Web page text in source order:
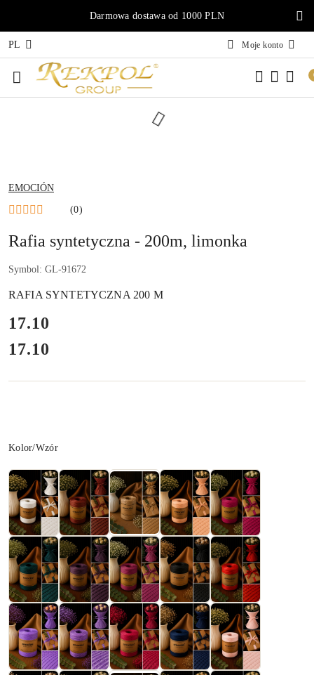
Przejdź do treści głównej
Przejdź do wyszukiwarki
Przejdź do moje konto
Przejdź do menu głównego
Przejdź do opisu produktu
Przejdź do stopkiDarmowa dostawa od 1000 PLN
PL Moje konto
NAZWA
PRODUCENTA:
EMOCIÓN
(0)
Rafia syntetyczna - 200m, limonka
Symbol: GL-91672
RAFIA SYNTETYCZNA 200 M
cena:
17.10
Cena:
17.10
Wariant
Kolor/Wzór